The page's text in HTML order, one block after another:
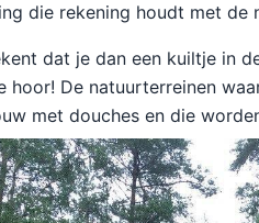
die rekening houdt met de
dat je dan een kuiltje in
hoor! De natuurterreinen
met douches en die